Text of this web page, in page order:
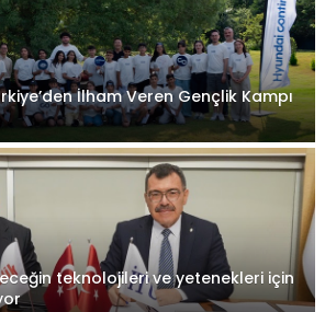
İlham Veren Gençlik Kampı
teknolojileri ve yetenekleri için